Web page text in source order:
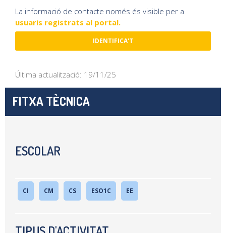
La informació de contacte només és visible per a
usuaris registrats al portal.
IDENTIFICA'T
Última actualització: 19/11/25
FITXA TÈCNICA
ESCOLAR
CI CM CS ESO1C EE